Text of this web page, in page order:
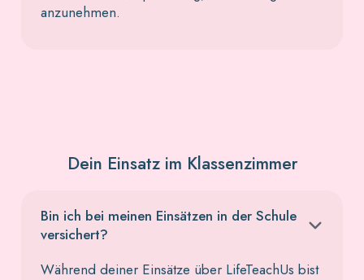
anzunehmen.
Dein Einsatz im Klassenzimmer
Bin ich bei meinen Einsätzen in der Schule
versichert?
Während deiner Einsätze über LifeTeachUs bist